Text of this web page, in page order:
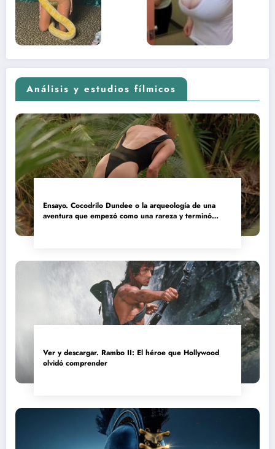
adolescente
Análisis y estudios fílmicos
Ensayo. Cocodrilo Dundee o la arqueología de una
aventura que empezó como una rareza y terminó
Ver y descargar. Rambo II: El héroe que Hollywood
olvidó comprender